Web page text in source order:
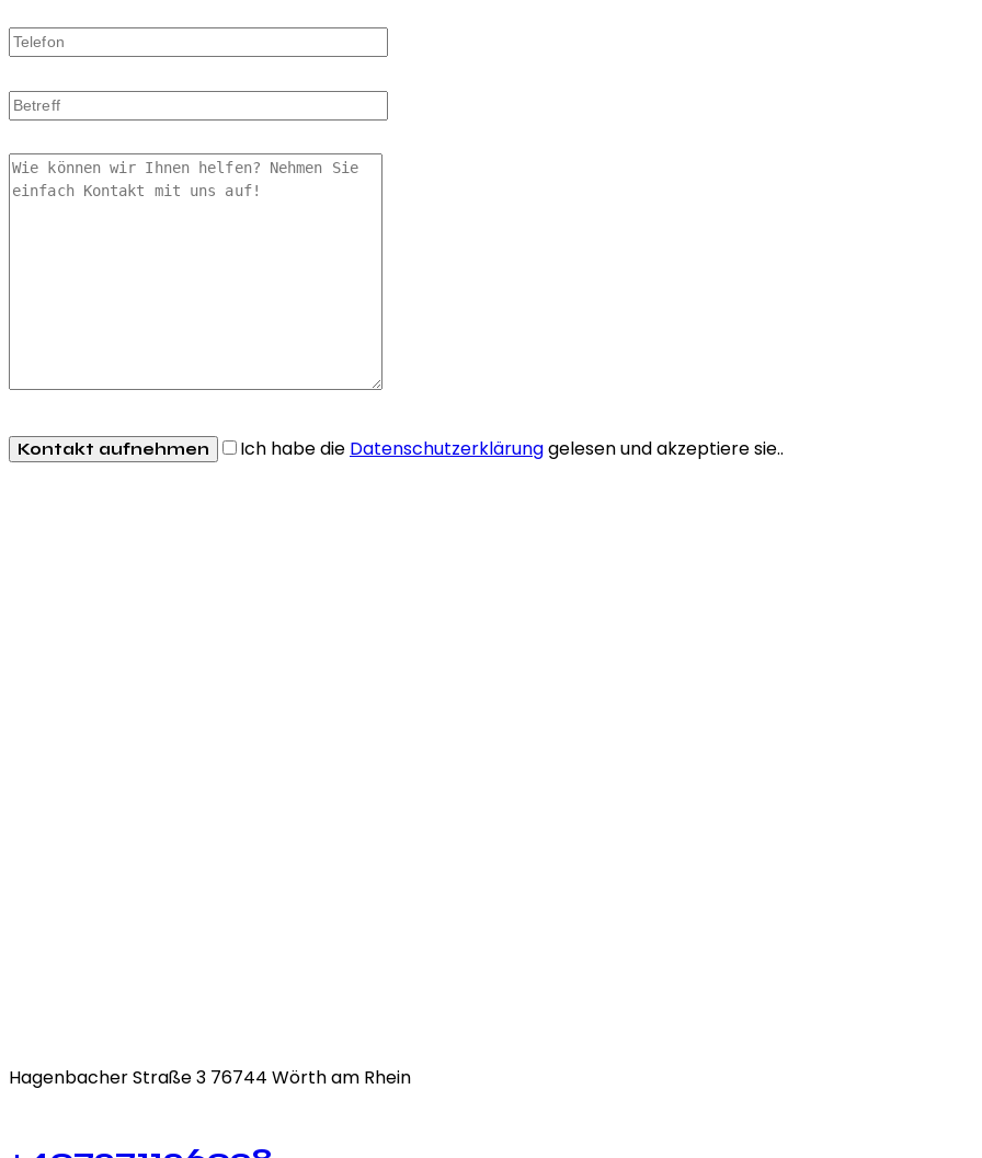
Ich habe die Datenschutzerklärunggelesen und akzeptiere sie..
Hagenbacher Straße 3 76744 Wörth am Rhein